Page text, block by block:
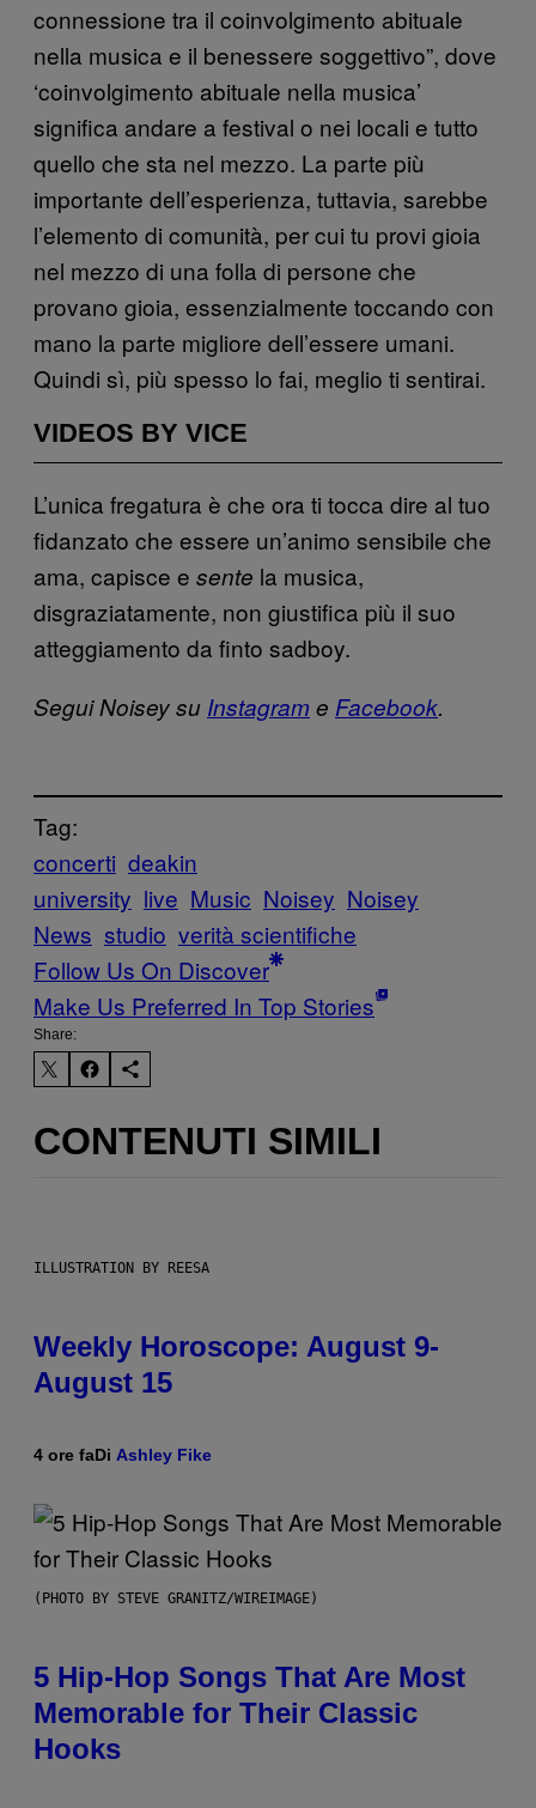
connessione tra il coinvolgimento abituale
nella musica e il benessere soggettivo”, dove
‘coinvolgimento abituale nella musica’
significa andare a festival o nei locali e tutto
quello che sta nel mezzo. La parte più
importante dell’esperienza, tuttavia, sarebbe
l’elemento di comunità, per cui tu provi gioia
nel mezzo di una folla di persone che
provano gioia, essenzialmente toccando con
mano la parte migliore dell’essere umani.
Quindi sì, più spesso lo fai, meglio ti sentirai.
VIDEOS BY VICE
L’unica fregatura è che ora ti tocca dire al tuo
fidanzato che essere un’animo sensibile che
ama, capisce e sente la musica,
disgraziatamente, non giustifica più il suo
atteggiamento da finto sadboy.
Segui Noisey su Instagrame Facebook.
Tag:
concerti deakin
university live Music Noisey Noisey
News studio verità scientifiche
Follow Us On Discover
Make Us Preferred In Top Stories
Share:
CONTENUTI SIMILI
ILLUSTRATION BY REESA
Weekly Horoscope: August 9-
August 15
4 ore faDi Ashley Fike
(PHOTO BY STEVE GRANITZ/WIREIMAGE)
5 Hip-Hop Songs That Are Most
Memorable for Their Classic
Hooks